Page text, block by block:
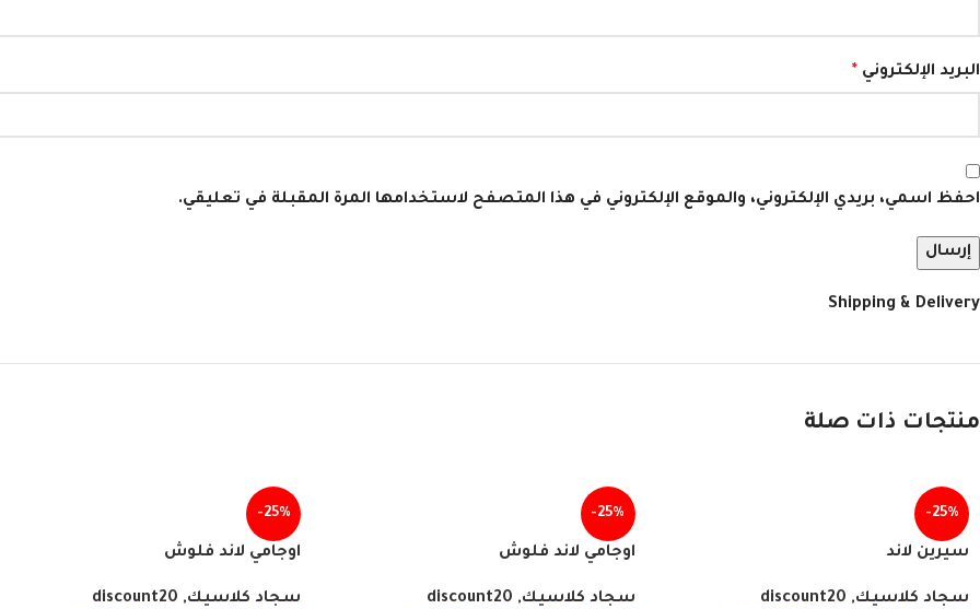
البريد الإلكتروني *
احفظ اسمي، بريدي الإلكتروني، والموقع الإلكتروني في هذا المتصفح لاستخدامها المرة المقبلة في تعليقي.
Shipping & Delivery
منتجات ذات صلة
-25%
سيرين لاند
سجاد كلاسيك,
discount20
-25%
اوجامي لاند فلوش
سجاد كلاسيك,
discount20
-25%
اوجامي لاند فلوش
سجاد كلاسيك,
discount20